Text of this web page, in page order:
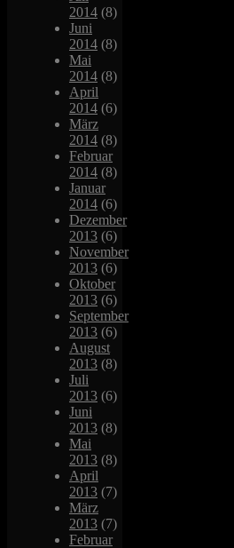
2014 (8)
Juni
2014 (8)
Mai
2014 (8)
April
2014 (6)
März
2014 (8)
Februar
2014 (8)
Januar
2014 (6)
Dezember
2013 (6)
November
2013 (6)
Oktober
2013 (6)
September
2013 (6)
August
2013 (8)
Juli
2013 (6)
Juni
2013 (8)
Mai
2013 (8)
April
2013 (7)
März
2013 (7)
Februar